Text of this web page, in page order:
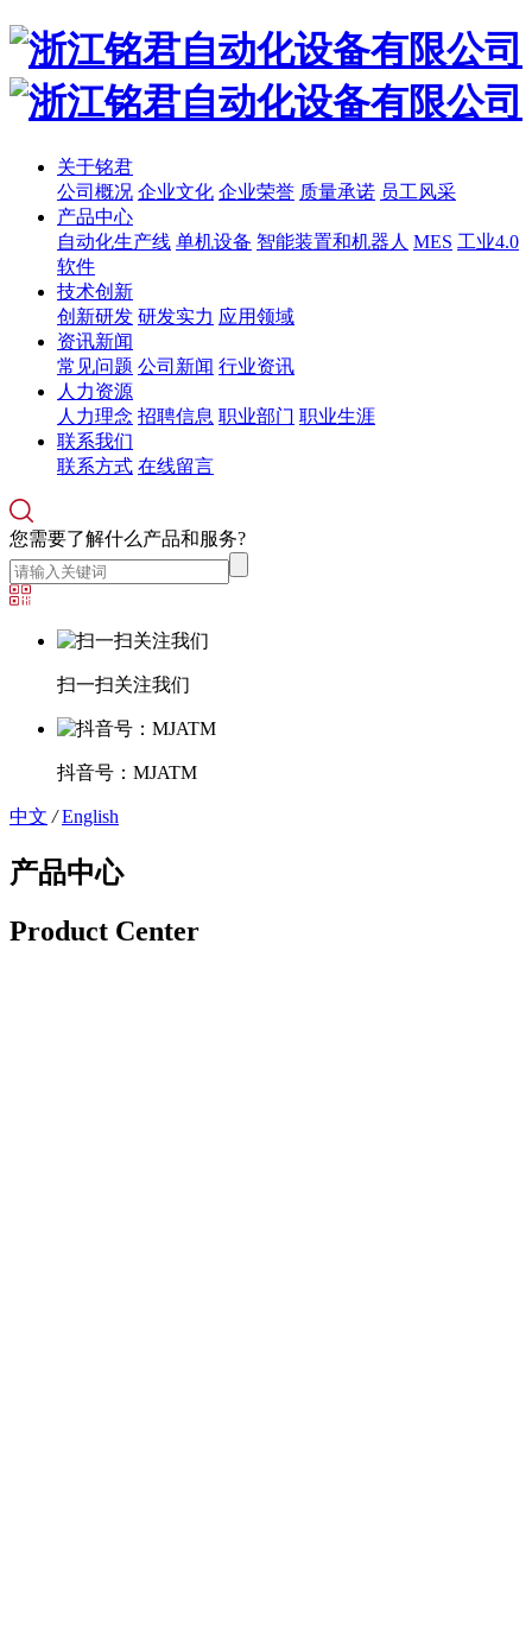
关于铭君
公司概况 企业文化 企业荣誉 质量承诺 员工风采
产品中心
自动化生产线 单机设备 智能装置和机器人 MES 工业4.0
软件
技术创新
创新研发 研发实力 应用领域
资讯新闻
常见问题 公司新闻 行业资讯
人力资源
人力理念 招聘信息 职业部门 职业生涯
联系我们
联系方式 在线留言
您需要了解什么产品和服务?
扫一扫关注我们
抖音号：MJATM
中文 / English
产品中心
Product Center